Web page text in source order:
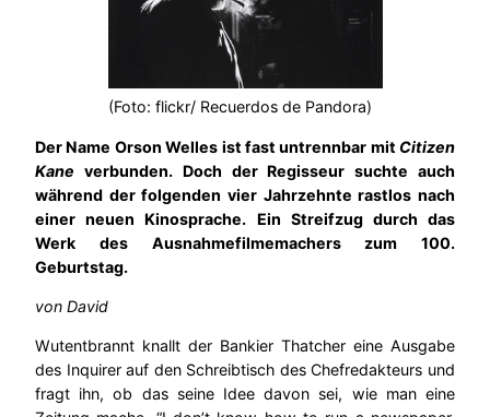
(Foto: flickr/ Recuerdos de Pandora)
Der Name Orson Welles ist fast untrennbar mit Citizen
Kane verbunden. Doch der Regisseur suchte auch
während der folgenden vier Jahrzehnte rastlos nach
einer neuen Kinosprache. Ein Streifzug durch das
Werk des Ausnahmefilmemachers zum 100.
Geburtstag.
von David
Wutentbrannt knallt der Bankier Thatcher eine Ausgabe
des Inquirer auf den Schreibtisch des Chefredakteurs und
fragt ihn, ob das seine Idee davon sei, wie man eine